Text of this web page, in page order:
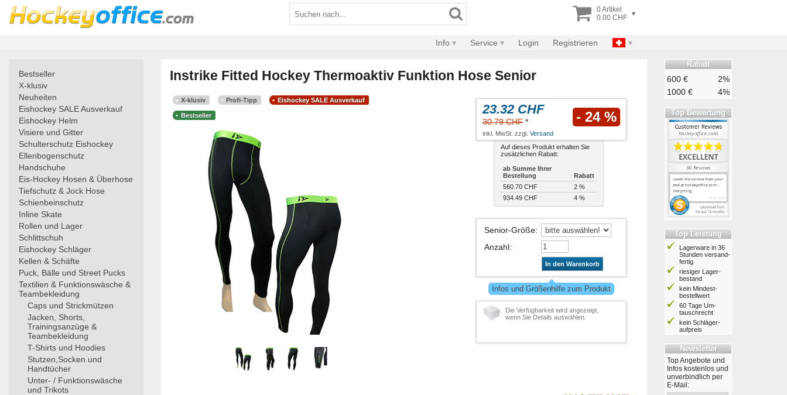
0 Artikel
0.00 CHF ▾
Info Service Login Registrieren
Bestseller
X-klusiv
Neuheiten
Eishockey SALE Ausverkauf
Eishockey Helm
Visiere und Gitter
Schulterschutz Eishockey
Ellenbogenschutz
Handschuhe
Eis-Hockey Hosen & Überhose
Tiefschutz & Jock Hose
Schienbeinschutz
Inline Skate
Rollen und Lager
Schlittschuh
Eishockey Schläger
Kellen & Schäfte
Puck, Bälle und Street Pucks
Textilien & Funktionswäsche &
Teambekleidung
Caps und Strickmützen
Jacken, Shorts,
Trainingsanzüge &
Teambekleidung
T-Shirts und Hoodies
Stutzen,Socken und
Handtücher
Unter- / Funktionswäsche
und Trikots
Instrike Fitted Hockey Thermoaktiv Funktion Hose Senior
X-klusiv Profi-Tipp Eishockey SALE Ausverkauf
Bestseller 23.32 CHF
30.79 CHF * - 24 %
inkl. MwSt. zzgl. Versand
Auf dieses Produkt erhalten Sie
zusätzlichen Rabatt:
ab Summe Ihrer
Bestellung
Rabatt
560.70 CHF
2 %
934.49 CHF
4 %
Senior-Größe:
Anzahl:
In den Warenkorb
Infos und Größenhilfe zum Produkt
Die Verfügbarkeit wird angezeigt,
wenn Sie Details auswählen.
Rabatt
600 €
2%
1000 €
4%
Top Bewertung
Top Leistung
Lagerware in 36
Stunden ver­sand­
fertig
riesiger Lager­
bestand
kein Mindest­
bestell­wert
60 Tage Um­
tausch­recht
kein Schläger­
aufpreis
Newsletter
Top Angebote und
Infos kostenlos und
unverbindlich per
E-Mail: